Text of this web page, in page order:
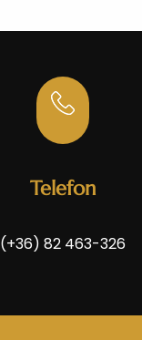
Telefon
(+36) 82 463-326